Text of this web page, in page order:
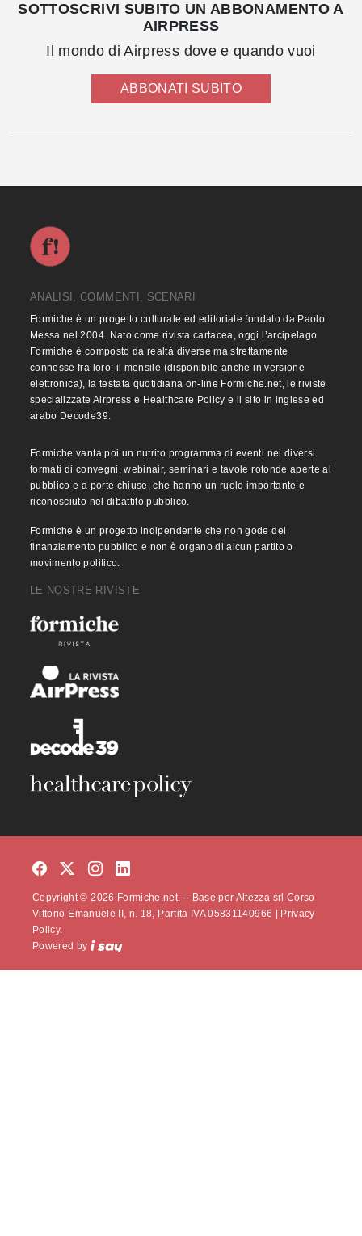
SOTTOSCRIVI SUBITO UN ABBONAMENTO A
AIRPRESS
Il mondo di Airpress dove e quando vuoi
ABBONATI SUBITO
ANALISI, COMMENTI, SCENARI
Formiche è un progetto culturale ed editoriale fondato da Paolo
Messa nel 2004. Nato come rivista cartacea, oggi l’arcipelago
Formiche è composto da realtà diverse ma strettamente
connesse fra loro: il mensile (disponibile anche in versione
elettronica), la testata quotidiana on-line Formiche.net, le riviste
specializzate Airpress e Healthcare Policy e il sito in inglese ed
arabo Decode39.
Formiche vanta poi un nutrito programma di eventi nei diversi
formati di convegni, webinair, seminari e tavole rotonde aperte al
pubblico e a porte chiuse, che hanno un ruolo importante e
riconosciuto nel dibattito pubblico.
Formiche è un progetto indipendente che non gode del
finanziamento pubblico e non è organo di alcun partito o
movimento politico.
LE NOSTRE RIVISTE
Copyright © 2026 Formiche.net. – Base per Altezza srl Corso
Vittorio Emanuele II, n. 18, Partita IVA 05831140966 |
Privacy
Policy.
Powered by